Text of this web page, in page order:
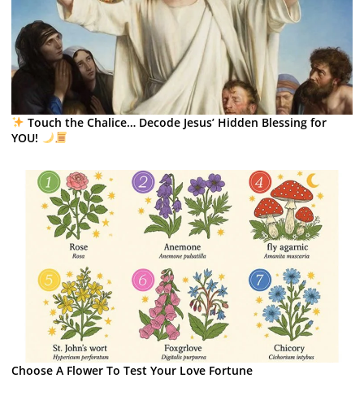
Touch the Chalice… Decode Jesus’ Hidden Blessing for
YOU!
Choose A Flower To Test Your Love Fortune